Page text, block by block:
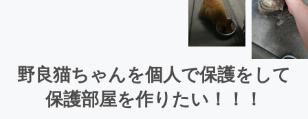
野良猫ちゃんを個人で保護をして
保護部屋を作りたい！！！